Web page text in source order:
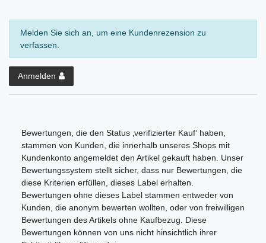
Melden Sie sich an, um eine Kundenrezension zu
verfassen.
Anmelden
Bewertungen, die den Status ‚verifizierter Kauf‘ haben,
stammen von Kunden, die innerhalb unseres Shops mit
Kundenkonto angemeldet den Artikel gekauft haben. Unser
Bewertungssystem stellt sicher, dass nur Bewertungen, die
diese Kriterien erfüllen, dieses Label erhalten.
Bewertungen ohne dieses Label stammen entweder von
Kunden, die anonym bewerten wollten, oder von freiwilligen
Bewertungen des Artikels ohne Kaufbezug. Diese
Bewertungen können von uns nicht hinsichtlich ihrer